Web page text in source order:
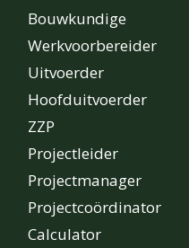
Bouwkundige
Werkvoorbereider
Uitvoerder
Hoofduitvoerder
ZZP
Projectleider
Projectmanager
Projectcoördinator
Calculator